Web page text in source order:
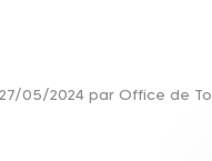
05/2024 par Office de